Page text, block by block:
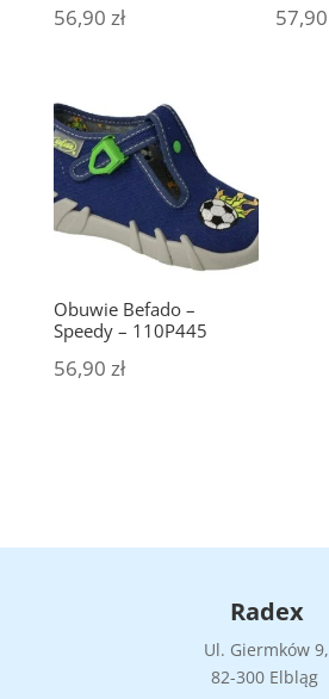
56,90 zł 57,90
Obuwie Befado –
Speedy – 110P445
56,90 zł
Radex
Ul. Giermków 9,
82-300 Elbląg